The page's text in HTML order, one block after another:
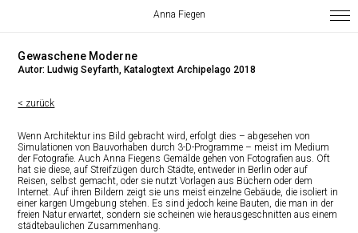
Anna Fiegen
Gewaschene Moderne
Autor: Ludwig Seyfarth, Katalogtext Archipelago 2018
< zurück
Wenn Architektur ins Bild gebracht wird, erfolgt dies – abgesehen von
Simulationen von Bauvorhaben durch 3-D-Programme – meist im Medium
der Fotografie. Auch Anna Fiegens Gemälde gehen von Fotografien aus. Oft
hat sie diese, auf Streifzügen durch Städte, entweder in Berlin oder auf
Reisen, selbst gemacht, oder sie nutzt Vorlagen aus Büchern oder dem
Internet. Auf ihren Bildern zeigt sie uns meist einzelne Gebäude, die isoliert in
einer kargen Umgebung stehen. Es sind jedoch keine Bauten, die man in der
freien Natur erwartet, sondern sie scheinen wie herausgeschnitten aus einem
städtebaulichen Zusammenhang.